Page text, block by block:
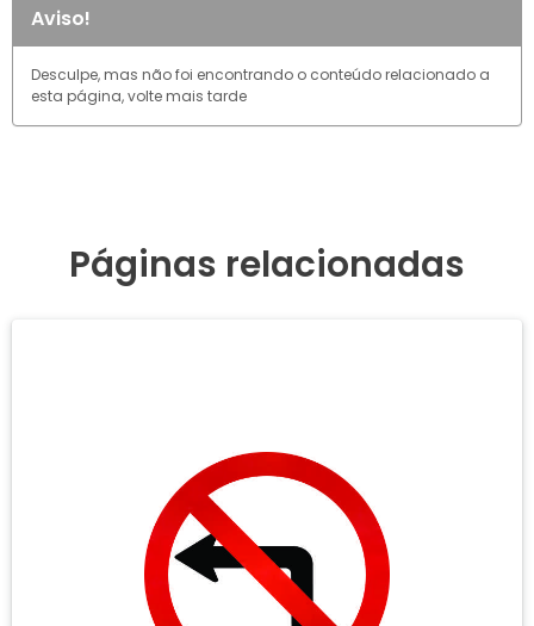
Aviso!
Desculpe, mas não foi encontrando o conteúdo relacionado a
esta página, volte mais tarde
Páginas relacionadas